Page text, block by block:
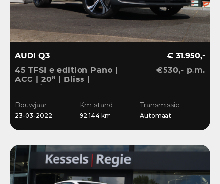
AUDI Q3
45 TFSI e edition Pano |
ACC | 20” | Bliss |
€ 31.950,-
€530,- p.m.
Bouwjaar
23-03-2022
Km stand
92.144 km
Transmissie
Automaat